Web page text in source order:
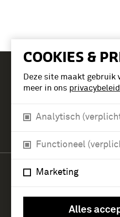
COOKIES &
Deze site maakt gebruik
meer in ons privacybeleid
Analytisch
Functioneel
Marketing
Alles
Tickets
Verlengde